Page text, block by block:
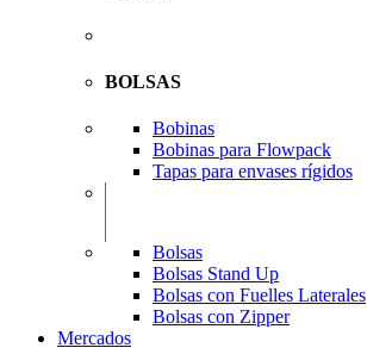
BOLSAS
Bobinas
Bobinas para Flowpack
Tapas para envases rígidos
Bolsas
Bolsas Stand Up
Bolsas con Fuelles Laterales
Bolsas con Zipper
Mercados